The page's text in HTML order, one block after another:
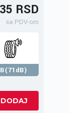
RSD
sa PDV-om
B(71dB)